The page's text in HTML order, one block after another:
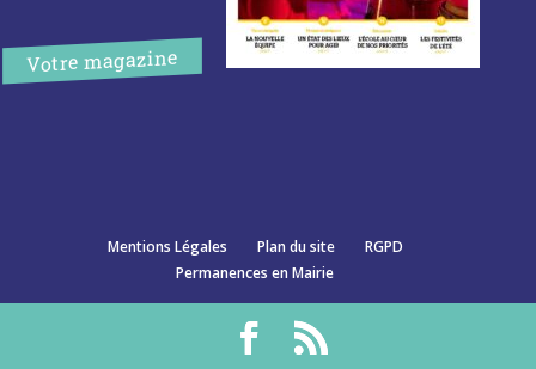
Votre magazine
Mentions Légales Plan du site
RGPD
Permanences en Mairie